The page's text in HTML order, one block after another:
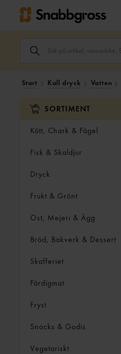
ARTIKEL,
ARTIKELNUMMER
SÖK
FÄLTET.
Start Kall dryck Vatten
SORTIMENT
Kött, Chark & Fågel
Fisk & Skaldjur
Dryck
Frukt & Grönt
Ost, Mejeri & Ägg
Bröd, Bakverk & Dessert
Skafferiet
Färdigmat
Fryst
Snacks & Godis
Vegetariskt